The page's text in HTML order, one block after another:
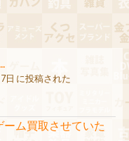
日 に投稿された
ム買取させていた